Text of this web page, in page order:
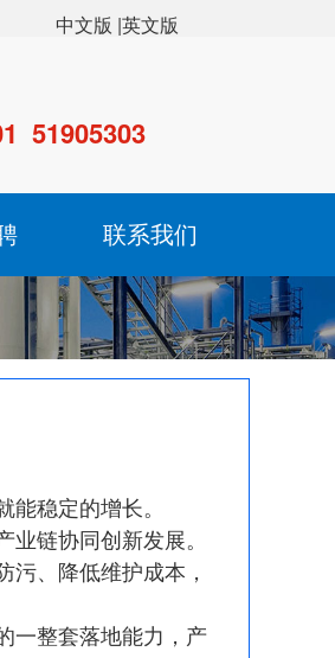
中文版 |英文版
51905303
联系我们
稳定的增长。
链协同创新发展。
、降低维护成本，
一整套落地能力，产